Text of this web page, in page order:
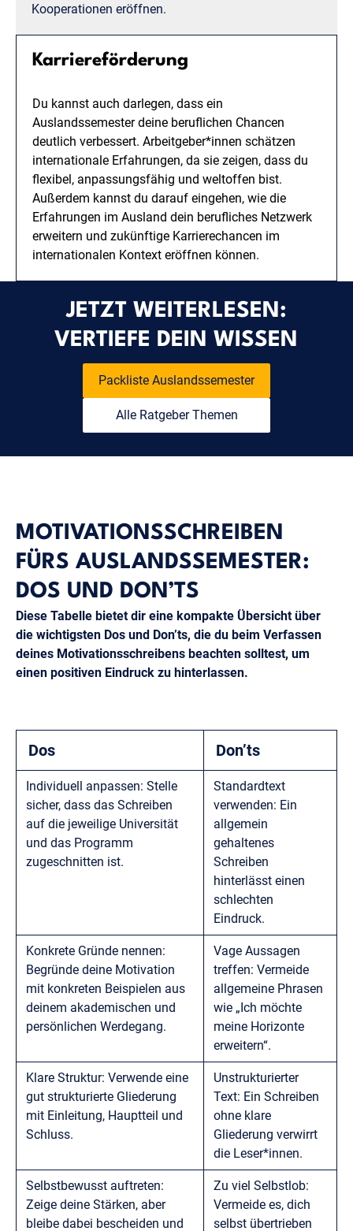
Kooperationen eröffnen.
Karriereförderung
Du kannst auch darlegen, dass ein
Auslandssemester deine beruflichen Chancen
deutlich verbessert. Arbeitgeber*innen schätzen
internationale Erfahrungen, da sie zeigen, dass du
flexibel, anpassungsfähig und weltoffen bist.
Außerdem kannst du darauf eingehen, wie die
Erfahrungen im Ausland dein berufliches Netzwerk
erweitern und zukünftige Karrierechancen im
internationalen Kontext eröffnen können.
JETZT WEITERLESEN:
VERTIEFE DEIN WISSEN
Packliste Auslandssemester
Alle Ratgeber Themen
MOTIVATIONSSCHREIBEN
FÜRS AUSLANDSSEMESTER:
DOS UND DON’TS
Diese Tabelle bietet dir eine kompakte Übersicht über
die wichtigsten Dos und Don’ts, die du beim Verfassen
deines Motivationsschreibens beachten solltest, um
einen positiven Eindruck zu hinterlassen.
Dos Don’ts
Individuell anpassen: Stelle
sicher, dass das Schreiben
auf die jeweilige Universität
und das Programm
zugeschnitten ist.
Standardtext
verwenden: Ein
allgemein
gehaltenes
Schreiben
hinterlässt einen
schlechten
Eindruck.
Konkrete Gründe nennen:
Begründe deine Motivation
mit konkreten Beispielen aus
deinem akademischen und
persönlichen Werdegang.
Vage Aussagen
treffen: Vermeide
allgemeine Phrasen
wie „Ich möchte
meine Horizonte
erweitern“.
Klare Struktur: Verwende eine
gut strukturierte Gliederung
mit Einleitung, Hauptteil und
Schluss.
Unstrukturierter
Text: Ein Schreiben
ohne klare
Gliederung verwirrt
die Leser*innen.
Selbstbewusst auftreten:
Zeige deine Stärken, aber
bleibe dabei bescheiden und
Zu viel Selbstlob:
Vermeide es, dich
selbst übertrieben